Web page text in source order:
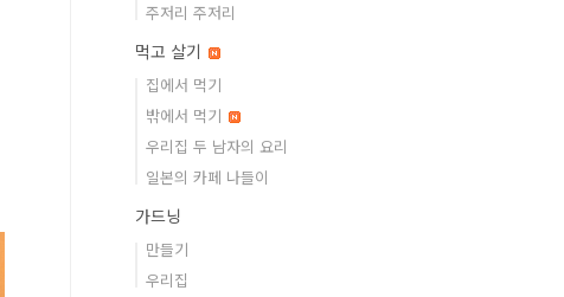
주저리 주저리
먹고 살기
집에서 먹기
밖에서 먹기
우리집 두 남자의 요리
일본의 카페 나들이
가드닝
만들기
우리집